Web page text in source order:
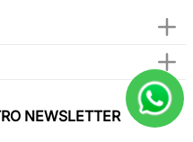
NEWSLETTER